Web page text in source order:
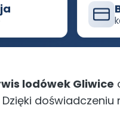
lodówek Gliwice